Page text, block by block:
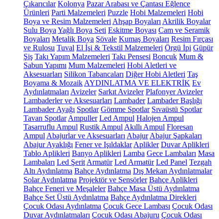
Çıkarıcılar Kolonya Pazar Arabası ve Çantası Eğlence
Ürünleri Parti Malzemeleri Puzzle Hobi Malzemeleri Hobi
Boya ve Resim Malzemeleri Ahşap Boyaları Akrilik Boyalar
Sulu Boya Yağlı Boya Seti Eskitme Boyası Cam ve Seramik
Boyaları Metalik Boya Şövale Kumaş Boyaları Resim Fırçası
ve Rulosu Tuval El İşi & Tekstil Malzemeleri Örgü İpi Güpür
Şiş Takı Yapım Malzemeleri Takı Pensesi Boncuk Mum &
Sabun Yapımı Mum Malzemeleri Hobi Aletleri ve
Aksesuarları Silikon Tabancaları Diğer Hobi Aletleri Taş
Boyama & Mozaik AYDINLATMA VE ELEKTRİK Ev
Aydınlatmaları Avizeler Sarkıt Avizeler Plafonyer Avizeler
Lambaderler ve Aksesuarları Lambader Lambader Başlığı
Lambader Ayağı Spotlar Gömme Spotlar Sıvaüstü Spotlar
Tavan Spotlar Ampuller Led Ampul Halojen Ampul
Tasarruflu Ampul Rustik Ampul Akıllı Ampul Floresan
Ampul Abajurlar ve Aksesuarları Abajur Abajur Şapkaları
Abajur Ayaklığı Fener ve Işıldaklar Aplikler Duvar Aplikleri
Tablo Aplikleri Banyo Aplikleri Lamba Gece Lambaları Masa
Lambaları Led Şerit Armatür Led Armatür Led Panel Tezgah
Altı Aydınlatma Bahçe Aydınlatma Dış Mekan Aydınlatmalar
Solar Aydınlatma Projektör ve Sensörler Bahçe Aplikleri
Bahçe Feneri ve Meşaleler Bahçe Masa Üstü Aydınlatma
Bahçe Set Üstü Aydınlatma Bahçe Aydınlatma Direkleri
Çocuk Odası Aydınlatma Çocuk Gece Lambası Çocuk Odası
Duvar Aydınlatmaları Çocuk Odası Abajuru Çocuk Odası